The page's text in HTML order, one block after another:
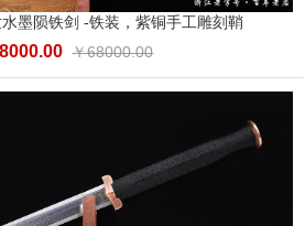
墨陨铁剑 -铁装，紫铜手工雕刻鞘
￥68000.00